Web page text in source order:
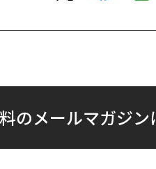
のメールマガジン